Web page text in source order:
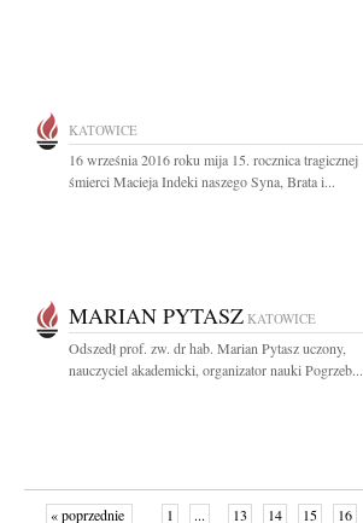
KATOWICE
16 września 2016 roku mija 15. rocznica tragicznej
śmierci Macieja Indeki naszego Syna, Brata i...
MARIAN PYTASZ KATOWICE
Odszedł prof. zw. dr hab. Marian Pytasz uczony,
nauczyciel akademicki, organizator nauki Pogrzeb...
« poprzednie 1 ... 13 14 15 16